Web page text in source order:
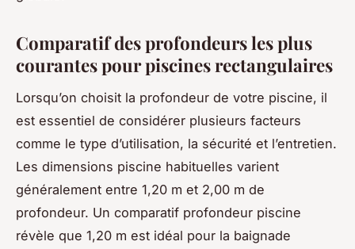
Comparatif des profondeurs les plus
courantes pour piscines rectangulaires
Lorsqu’on choisit la profondeur de votre piscine, il
est essentiel de considérer plusieurs facteurs
comme le type d’utilisation, la sécurité et l’entretien.
Les dimensions piscine habituelles varient
généralement entre 1,20 m et 2,00 m de
profondeur. Un comparatif profondeur piscine
révèle que 1,20 m est idéal pour la baignade